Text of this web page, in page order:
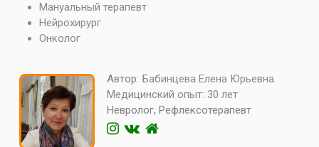
Мануальный терапевт
Нейрохирург
Онколог
Автор: Бабинцева Елена Юрьевна
Медицинский опыт: 30 лет
Невролог, Рефлексотерапевт